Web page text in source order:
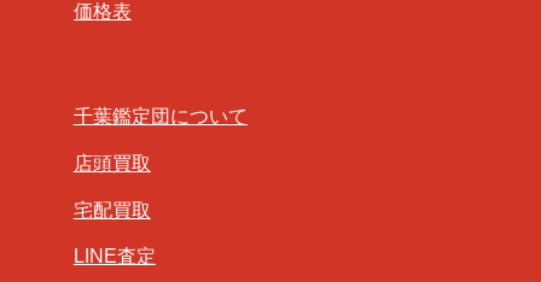
価格表
千葉鑑定団について
店頭買取
宅配買取
LINE査定